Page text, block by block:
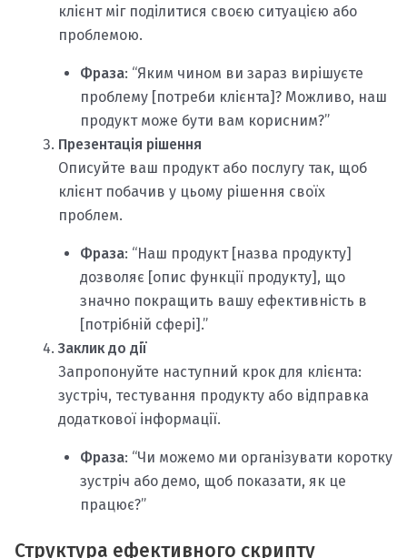
клієнт міг поділитися своєю ситуацією або
проблемою.
Фраза: “Яким чином ви зараз вирішуєте
проблему [потреби клієнта]? Можливо, наш
продукт може бути вам корисним?”
Презентація рішення
Описуйте ваш продукт або послугу так, щоб
клієнт побачив у цьому рішення своїх
проблем.
Фраза: “Наш продукт [назва продукту]
дозволяє [опис функції продукту], що
значно покращить вашу ефективність в
[потрібній сфері].”
Заклик до дії
Запропонуйте наступний крок для клієнта:
зустріч, тестування продукту або відправка
додаткової інформації.
Фраза: “Чи можемо ми організувати коротку
зустріч або демо, щоб показати, як це
працює?”
Структура ефективного скрипту